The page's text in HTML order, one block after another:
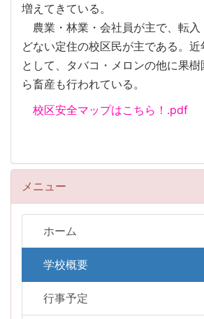
増えてきている。
農業・林業・会社員が主で、転入
どない定住の校区民が主である。
として、タバコ・メロンの他に果
ら畜産も行われている。
校区安全マップはこちら！.pdf
メニュー
ホーム
学校概要
行事予定